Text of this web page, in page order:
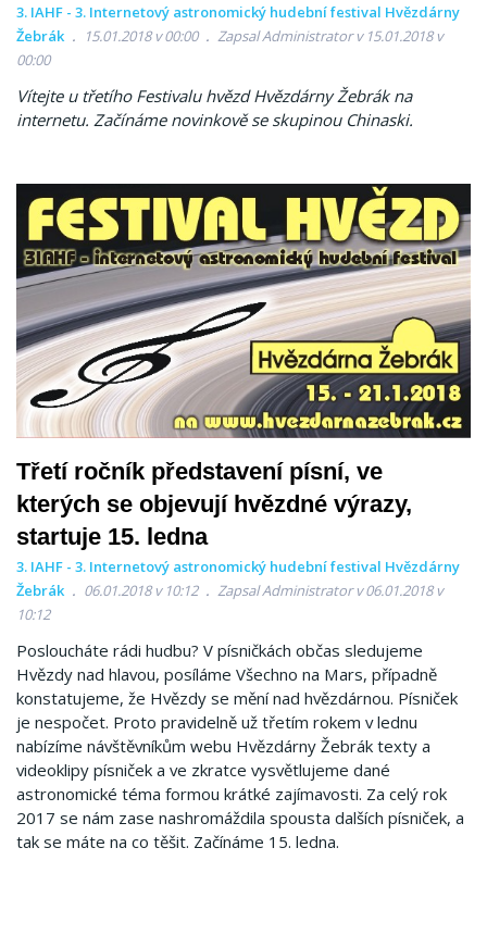
3. IAHF - 3. Internetový astronomický hudební festival Hvězdárny
Žebrák
15.01.2018 v 00:00
Zapsal Administrator v 15.01.2018 v
00:00
Vítejte u třetího Festivalu hvězd Hvězdárny Žebrák na
internetu. Začínáme novinkově se skupinou Chinaski.
Třetí ročník představení písní, ve
kterých se objevují hvězdné výrazy,
startuje 15. ledna
3. IAHF - 3. Internetový astronomický hudební festival Hvězdárny
Žebrák
06.01.2018 v 10:12
Zapsal Administrator v 06.01.2018 v
10:12
Posloucháte rádi hudbu? V písničkách občas sledujeme
Hvězdy nad hlavou, posíláme Všechno na Mars, případně
konstatujeme, že Hvězdy se mění nad hvězdárnou. Písniček
je nespočet. Proto pravidelně už třetím rokem v lednu
nabízíme návštěvníkům webu Hvězdárny Žebrák texty a
videoklipy písniček a ve zkratce vysvětlujeme dané
astronomické téma formou krátké zajímavosti. Za celý rok
2017 se nám zase nashromáždila spousta dalších písniček, a
tak se máte na co těšit. Začínáme 15. ledna.